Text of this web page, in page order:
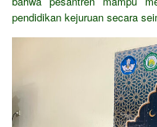
pendidikan kejuruan secara